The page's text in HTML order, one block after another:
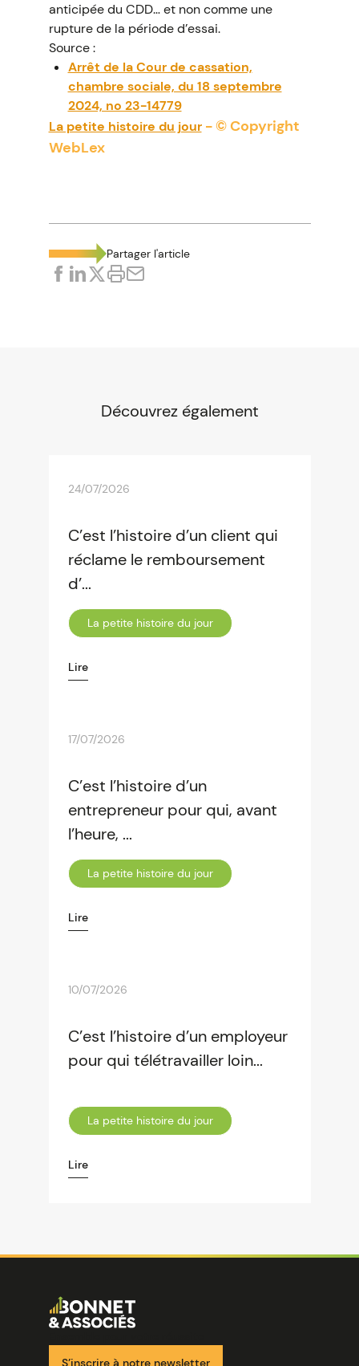
anticipée du CDD… et non comme une
rupture de la période d’essai.
Source :
Arrêt de la Cour de cassation,
chambre sociale, du 18 septembre
2024, no 23-14779
La petite histoire du jour- © Copyright
WebLex
Partager l'article
Découvrez également
24/07/2026
C’est l’histoire d’un client qui
réclame le remboursement
d’...
La petite histoire du jour
Lire
17/07/2026
C’est l’histoire d’un
entrepreneur pour qui, avant
l’heure, ...
La petite histoire du jour
Lire
10/07/2026
C’est l’histoire d’un employeur
pour qui télétravailler loin...
La petite histoire du jour
Lire
Image
S’inscrire à notre newsletter